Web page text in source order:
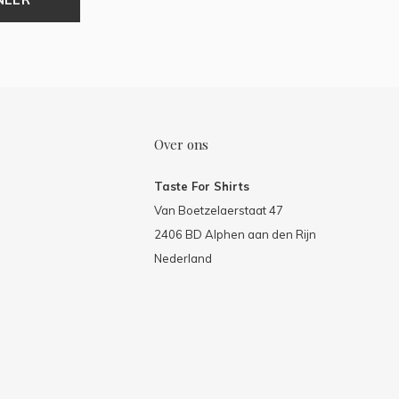
Over ons
Taste For Shirts
Van Boetzelaerstaat 47
2406 BD Alphen aan den Rijn
Nederland